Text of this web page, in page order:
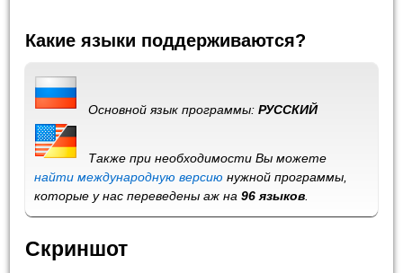
Какие языки поддерживаются?
Основной язык программы:РУССКИЙ
Также при необходимости Вы можете
найти международную версию нужной программы,
которые у нас переведены аж на96 языков
Скриншот